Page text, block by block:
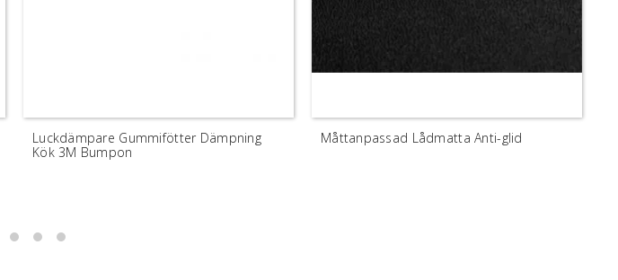
Luckdämpare Gummifötter Dämpning
Kök 3M Bumpon
Måttanpassad Lådmatta Anti-glid